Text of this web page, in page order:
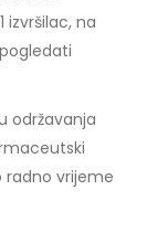
izvršilac, na
održavanja
radno vrijeme